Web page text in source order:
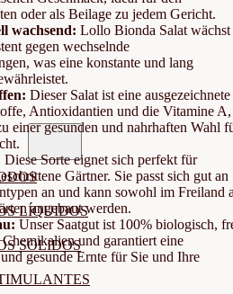
LÍQUIDOS
SOLIDOS
oder als Beilage zu jedem Gericht.
wachsend: Lollo Bionda Salat wächst
gegen wechselnde
was eine konstante und lang
Dieser Salat ist eine ausgezeichnete
Antioxidantien und die Vitamine A,
einer gesunden und nahrhaften Wahl
Diese Sorte eignet sich perfekt für
Gärtner. Sie passt sich gut an
an und kann sowohl im Freiland
angebaut werden.
Unser Saatgut ist 100% biologisch,
und garantiert eine
gesunde Ernte für Sie und Ihre